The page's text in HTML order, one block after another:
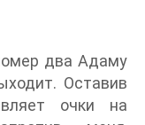
два Адаму
Оставив
очки на